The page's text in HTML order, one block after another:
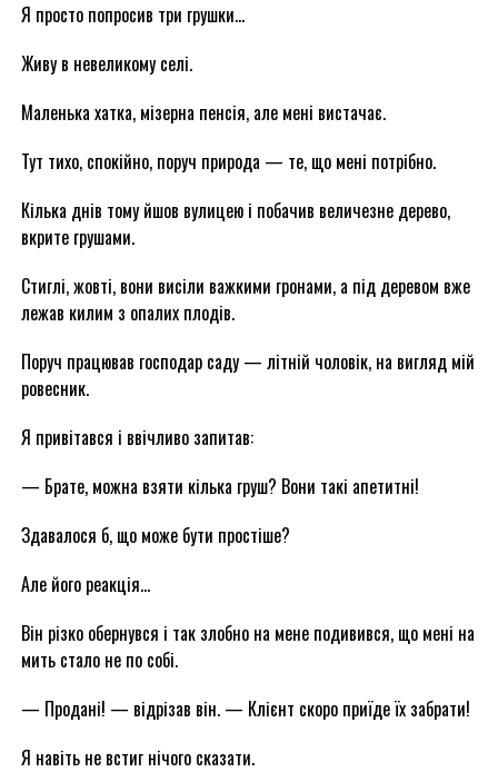
Я просто попросив три грушки…
Живу в невеликому селі.
Маленька хатка, мізерна пенсія, але мені вистачає.
Тут тихо, спокійно, поруч природа — те, що мені потрібно.
Кілька днів тому йшов вулицею і побачив величезне дерево,
вкрите грушами.
Стиглі, жовті, вони висіли важкими гронами, а під деревом вже
лежав килим з опалих плодів.
Поруч працював господар саду — літній чоловік, на вигляд мій
ровесник.
Я привітався і ввічливо запитав:
— Брате, можна взяти кілька груш? Вони такі апетитні!
Здавалося б, що може бути простіше?
Але його реакція…
Він різко обернувся і так злобно на мене подивився, що мені на
мить стало не по собі.
— Продані! — відрізав він. — Клієнт скоро приїде їх забрати!
Я навіть не встиг нічого сказати.